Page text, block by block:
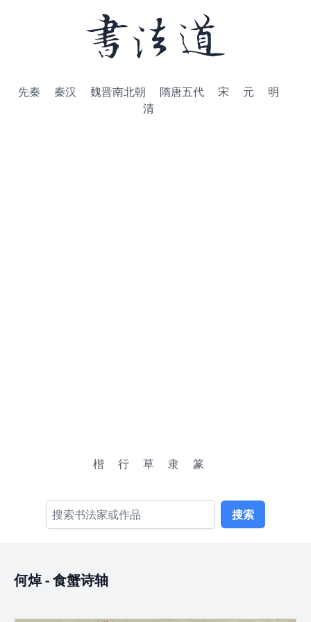
先秦 秦汉 魏晋南北朝 隋唐五代 宋 元
明
清
楷 行 草 隶 篆
搜索
何焯-食蟹诗轴